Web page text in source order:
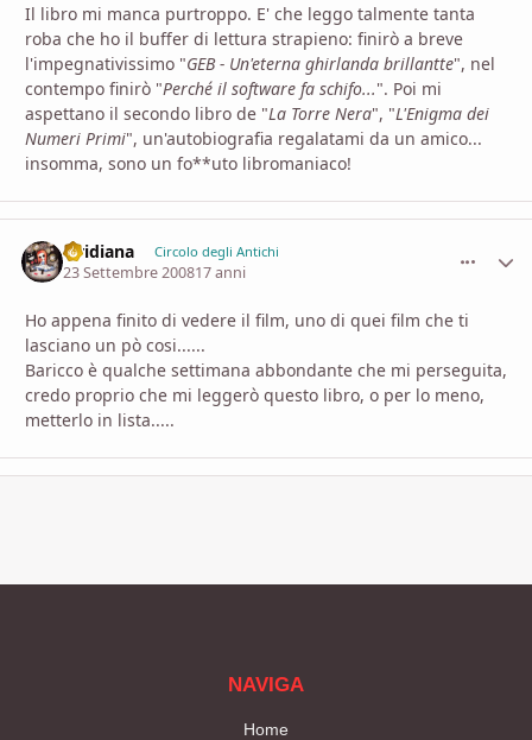
Il libro mi manca purtroppo. E' che leggo talmente tanta
roba che ho il buffer di lettura strapieno: finirò a breve
l'impegnativissimo "GEB - Un'eterna ghirlanda brillantte", nel
contempo finirò "Perché il software fa schifo...". Poi mi
aspettano il secondo libro de "La Torre Nera", "L'Enigma dei
Numeri Primi", un'autobiografia regalatami da un amico...
insomma, sono un fo**uto libromaniaco!
viridiana Circolo degli Antichi
23 Settembre 200817 anni
Ho appena finito di vedere il film, uno di quei film che ti
lasciano un pò cosi......
Baricco è qualche settimana abbondante che mi perseguita,
credo proprio che mi leggerò questo libro, o per lo meno,
metterlo in lista.....
NAVIGA
Home